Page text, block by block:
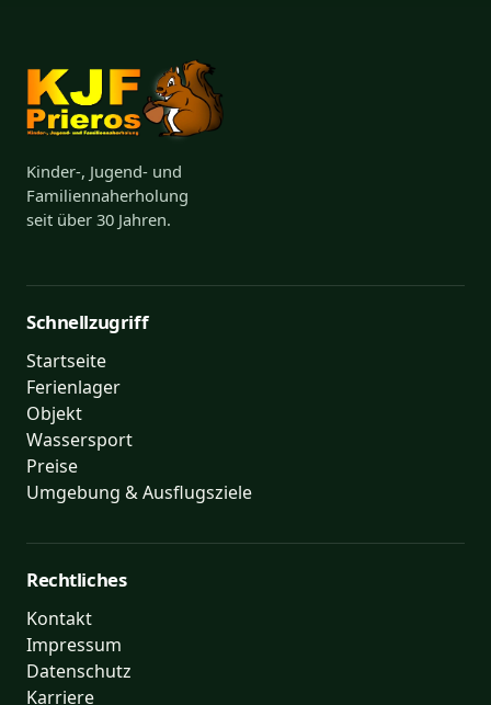
Kinder-, Jugend- und
Familiennaherholung
seit über 30 Jahren.
Schnellzugriff
Startseite
Ferienlager
Objekt
Wassersport
Preise
Umgebung & Ausflugsziele
Rechtliches
Kontakt
Impressum
Datenschutz
Karriere